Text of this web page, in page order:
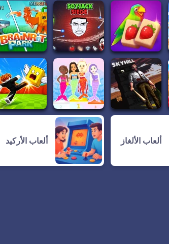
ألعاب الألغاز ألعاب الأركيد